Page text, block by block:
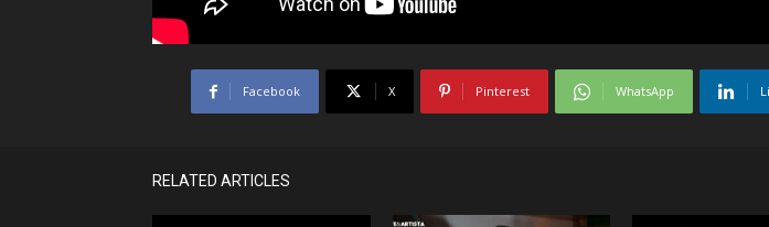
Facebook X Pinterest WhatsApp
RELATED ARTICLES